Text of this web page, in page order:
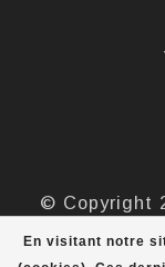
En visitant notre
© Copyright
bottes et